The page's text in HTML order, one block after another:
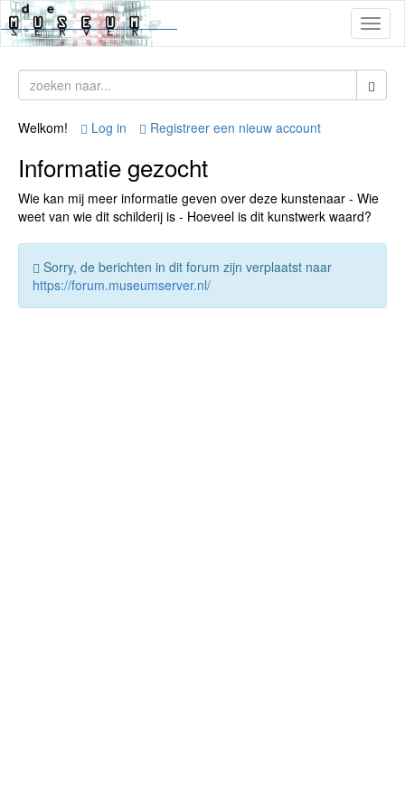
Welkom! Log in Registreer een nieuw account
Informatie gezocht
Wie kan mij meer informatie geven over deze kunstenaar - Wie
weet van wie dit schilderij is - Hoeveel is dit kunstwerk waard?
Sorry, de berichten in dit forum zijn verplaatst naar
https://forum.museumserver.nl/